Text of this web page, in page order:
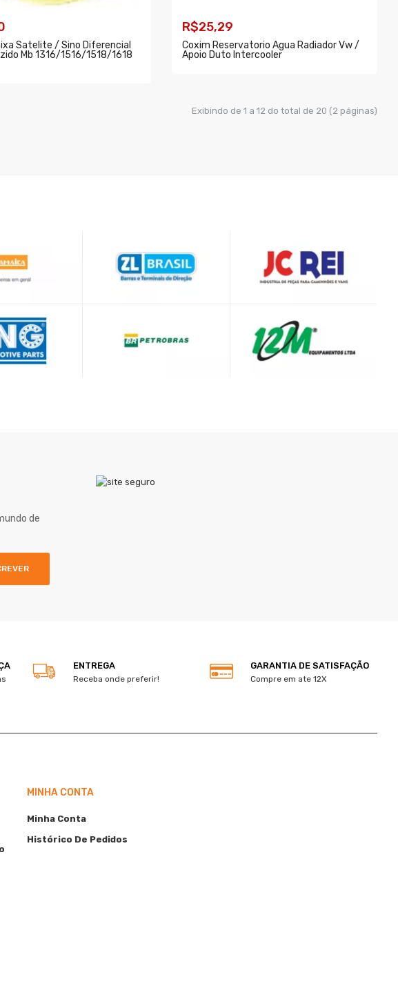
Satelite / Sino Diferencial
Mb 1316/1516/1518/1618
R$25,29
Coxim Reservatorio Agua Radiador Vw /
Apoio Duto Intercooler
Exibindo de 1 a 12 do total de 20 (2 páginas)
de
ENTREGA
Receba onde preferir!
GARANTIA DE SATISFAÇÃO
Compre em ate 12X
MINHA CONTA
Minha Conta
Histórico De Pedidos